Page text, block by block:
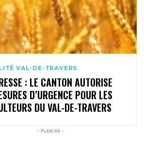
VAL-DE-TRAVERS
: LE CANTON AUTORISE
D’URGENCE POUR LES
DU VAL-DE-TRAVERS
- Publicité -